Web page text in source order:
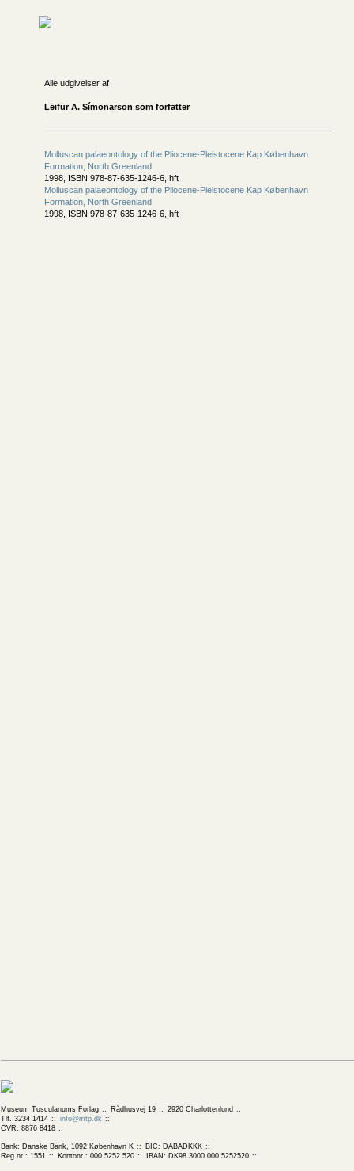
Alle udgivelser af
Leifur A. Símonarson som forfatter
Molluscan palaeontology of the Pliocene-Pleistocene Kap København
Formation, North Greenland
1998, ISBN 978-87-635-1246-6, hft
Molluscan palaeontology of the Pliocene-Pleistocene Kap København
Formation, North Greenland
1998, ISBN 978-87-635-1246-6, hft
Museum Tusculanums Forlag Rådhusvej 19
2920 Charlottenlund
Tlf. 3234 1414
info@mtp.dk
CVR: 8876 8418
Bank: Danske Bank, 1092 København K
BIC: DABADKKK
Reg.nr.: 1551
Kontonr.: 000 5252 520 IBAN: DK98 3000 000 5252520